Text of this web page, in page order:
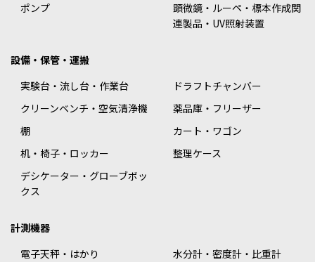
ポンプ
顕微鏡・ルーペ・標本作成関
連製品・UV照射装置
設備・保管・運搬
実験台・流し台・作業台
ドラフトチャンバー
クリーンベンチ・空気清浄機
薬品庫・フリーザー
棚
カート・ワゴン
机・椅子・ロッカー
整理ケース
デシケーター・グローブボッ
クス
計測機器
電子天秤・はかり
水分計・密度計・比重計